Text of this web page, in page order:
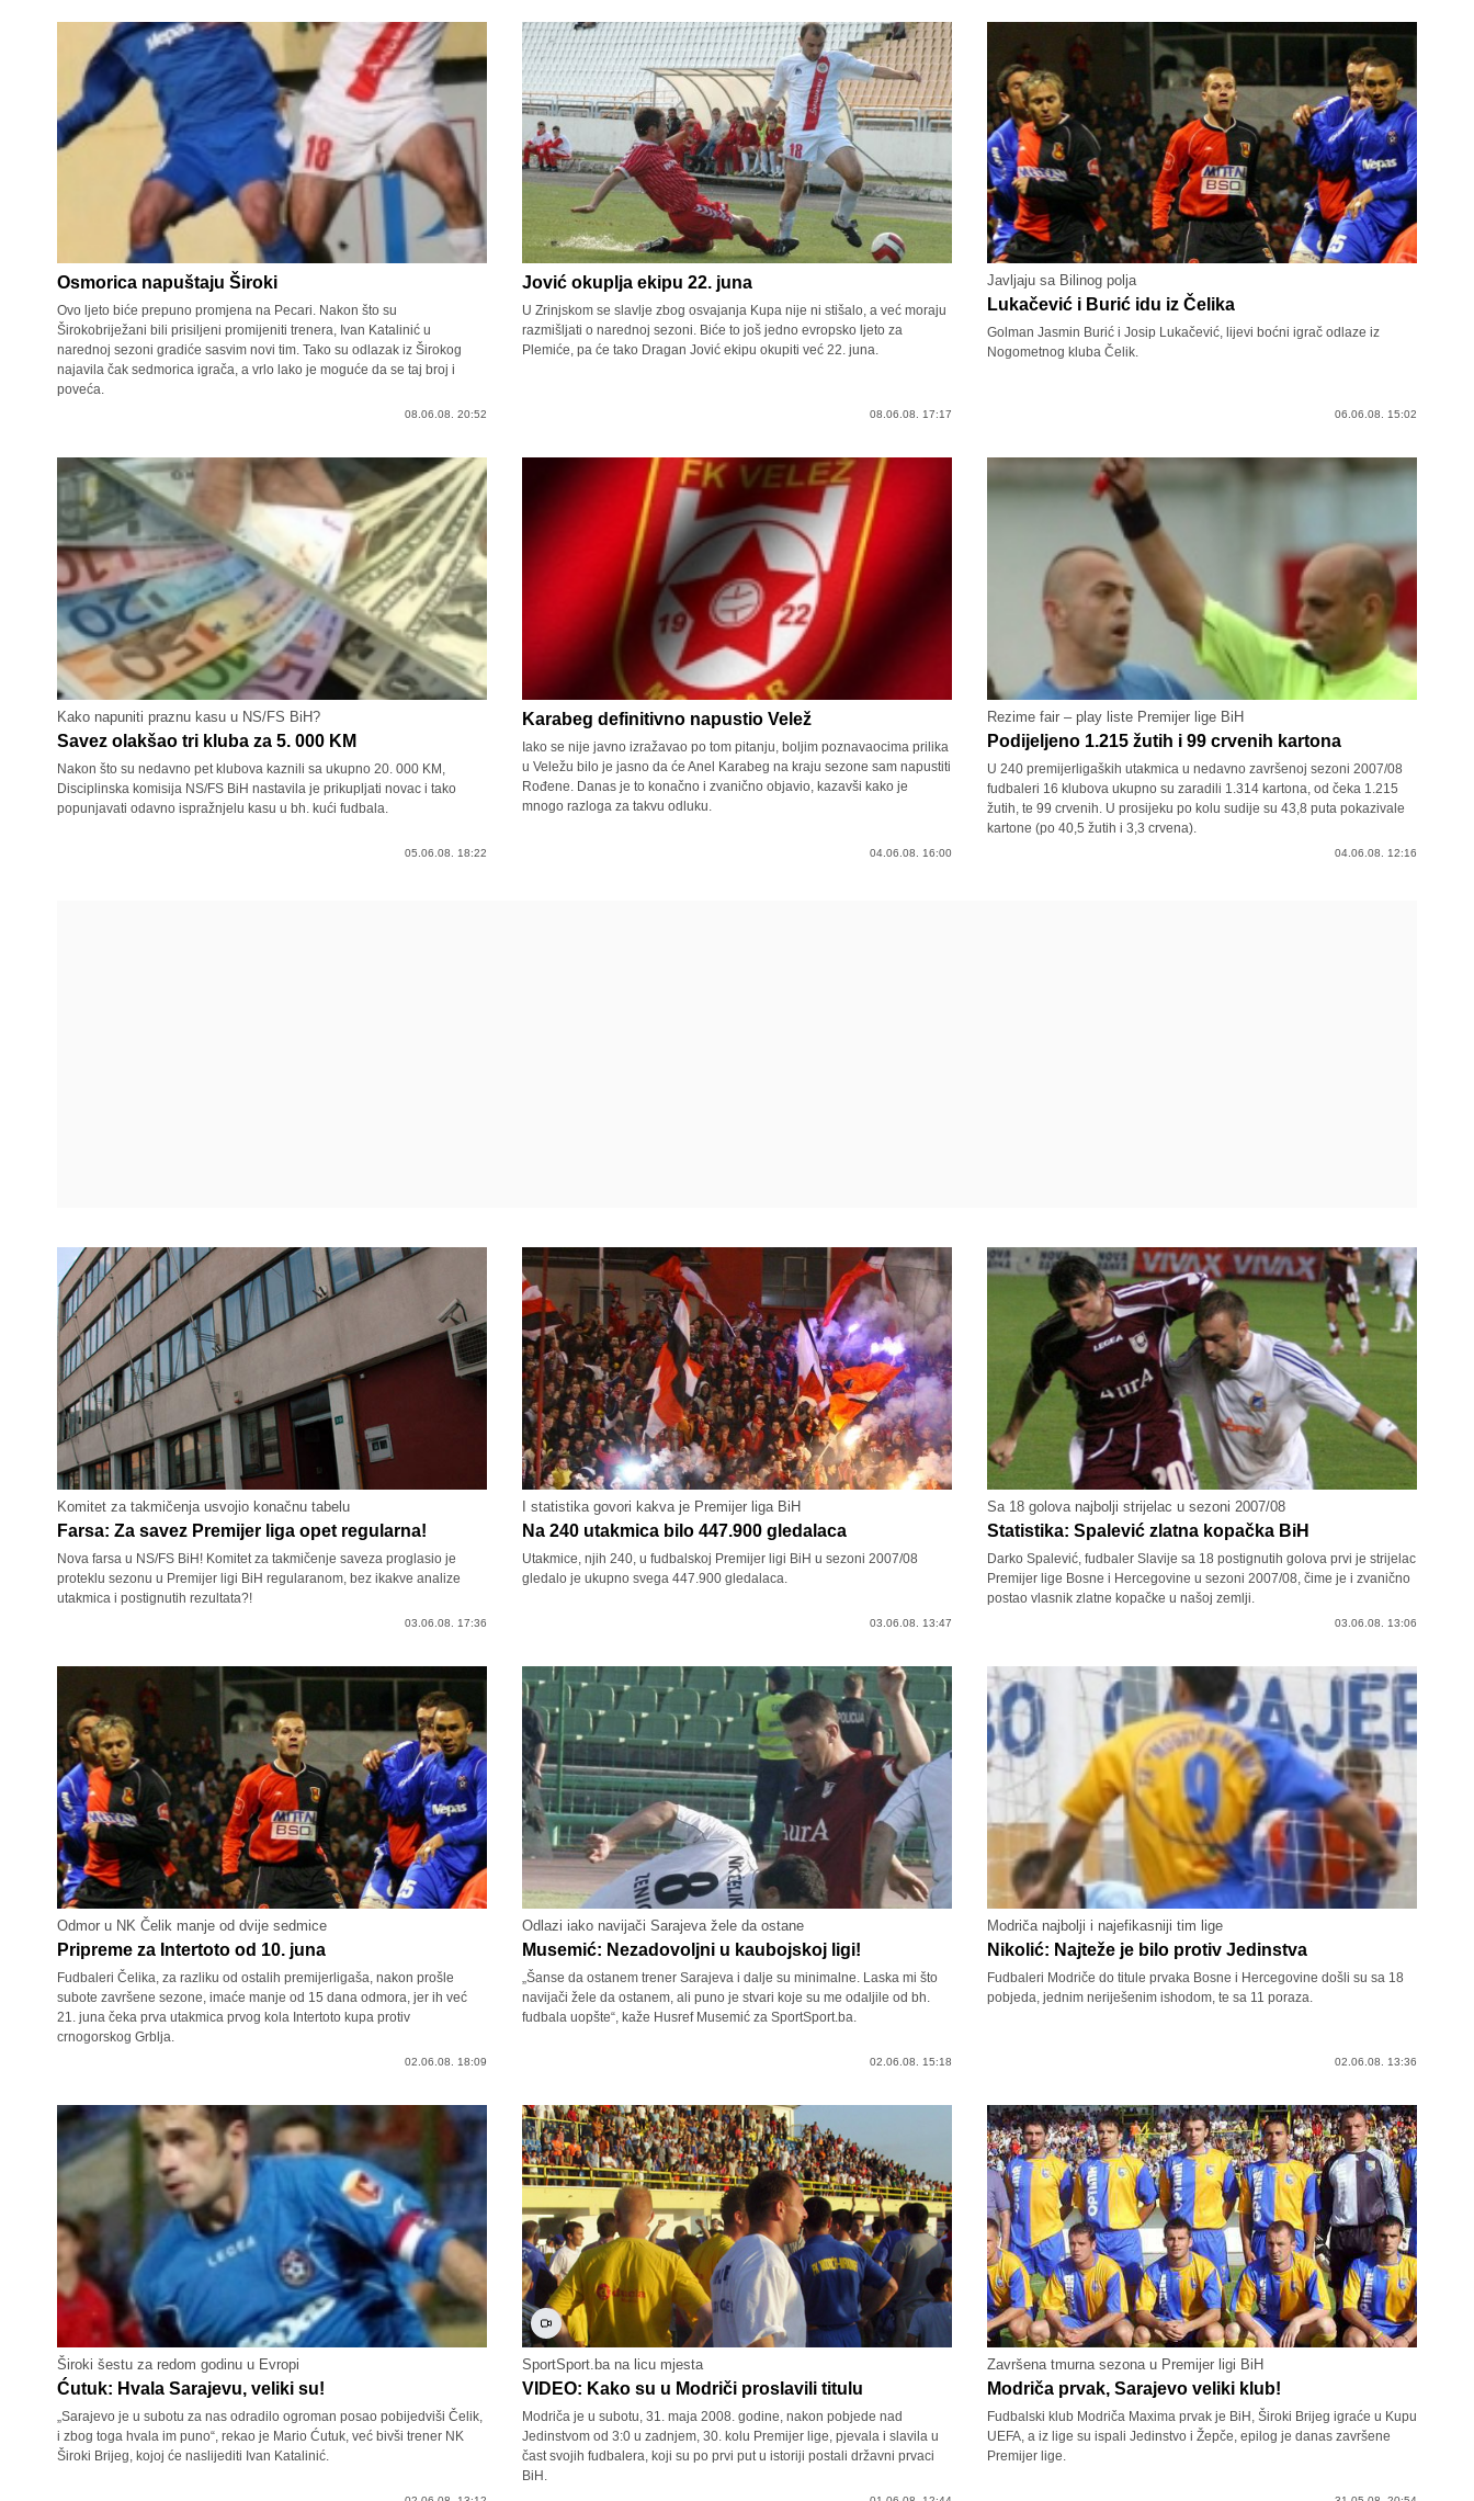
Osmorica napuštaju Široki
Ovo ljeto biće prepuno promjena na Pecari. Nakon što su
Širokobriježani bili prisiljeni promijeniti trenera, Ivan Katalinić u
narednoj sezoni gradiće sasvim novi tim. Tako su odlazak iz Širokog
najavila čak sedmorica igrača, a vrlo lako je moguće da se taj broj i
poveća.
08.06.08. 20:52
Jović okuplja ekipu 22. juna
U Zrinjskom se slavlje zbog osvajanja Kupa nije ni stišalo, a već moraju
razmišljati o narednoj sezoni. Biće to još jedno evropsko ljeto za
Plemiće, pa će tako Dragan Jović ekipu okupiti već 22. juna.
08.06.08. 17:17
Javljaju sa Bilinog polja
Lukačević i Burić idu iz Čelika
Golman Jasmin Burić i Josip Lukačević, lijevi boćni igrač odlaze iz
Nogometnog kluba Čelik.
06.06.08. 15:02
Kako napuniti praznu kasu u NS/FS BiH?
Savez olakšao tri kluba za 5. 000 KM
Nakon što su nedavno pet klubova kaznili sa ukupno 20. 000 KM,
Disciplinska komisija NS/FS BiH nastavila je prikupljati novac i tako
popunjavati odavno ispražnjelu kasu u bh. kući fudbala.
05.06.08. 18:22
Karabeg definitivno napustio Velež
Iako se nije javno izražavao po tom pitanju, boljim poznavaocima prilika
u Veležu bilo je jasno da će Anel Karabeg na kraju sezone sam napustiti
Rođene. Danas je to konačno i zvanično objavio, kazavši kako je
mnogo razloga za takvu odluku.
04.06.08. 16:00
Rezime fair – play liste Premijer lige BiH
Podijeljeno 1.215 žutih i 99 crvenih kartona
U 240 premijerligaških utakmica u nedavno završenoj sezoni 2007/08
fudbaleri 16 klubova ukupno su zaradili 1.314 kartona, od čeka 1.215
žutih, te 99 crvenih. U prosijeku po kolu sudije su 43,8 puta pokazivale
kartone (po 40,5 žutih i 3,3 crvena).
04.06.08. 12:16
Komitet za takmičenja usvojio konačnu tabelu
Farsa: Za savez Premijer liga opet regularna!
Nova farsa u NS/FS BiH! Komitet za takmičenje saveza proglasio je
proteklu sezonu u Premijer ligi BiH regularanom, bez ikakve analize
utakmica i postignutih rezultata?!
03.06.08. 17:36
I statistika govori kakva je Premijer liga BiH
Na 240 utakmica bilo 447.900 gledalaca
Utakmice, njih 240, u fudbalskoj Premijer ligi BiH u sezoni 2007/08
gledalo je ukupno svega 447.900 gledalaca.
03.06.08. 13:47
Sa 18 golova najbolji strijelac u sezoni 2007/08
Statistika: Spalević zlatna kopačka BiH
Darko Spalević, fudbaler Slavije sa 18 postignutih golova prvi je strijelac
Premijer lige Bosne i Hercegovine u sezoni 2007/08, čime je i zvanično
postao vlasnik zlatne kopačke u našoj zemlji.
03.06.08. 13:06
Odmor u NK Čelik manje od dvije sedmice
Pripreme za Intertoto od 10. juna
Fudbaleri Čelika, za razliku od ostalih premijerligaša, nakon prošle
subote završene sezone, imaće manje od 15 dana odmora, jer ih već
21. juna čeka prva utakmica prvog kola Intertoto kupa protiv
crnogorskog Grblja.
02.06.08. 18:09
Odlazi iako navijači Sarajeva žele da ostane
Musemić: Nezadovoljni u kaubojskoj ligi!
„Šanse da ostanem trener Sarajeva i dalje su minimalne. Laska mi što
navijači žele da ostanem, ali puno je stvari koje su me odaljile od bh.
fudbala uopšte“, kaže Husref Musemić za SportSport.ba.
02.06.08. 15:18
Modriča najbolji i najefikasniji tim lige
Nikolić: Najteže je bilo protiv Jedinstva
Fudbaleri Modriče do titule prvaka Bosne i Hercegovine došli su sa 18
pobjeda, jednim neriješenim ishodom, te sa 11 poraza.
02.06.08. 13:36
Široki šestu za redom godinu u Evropi
Ćutuk: Hvala Sarajevu, veliki su!
„Sarajevo je u subotu za nas odradilo ogroman posao pobijedviši Čelik,
i zbog toga hvala im puno“, rekao je Mario Ćutuk, već bivši trener NK
Široki Brijeg, kojoj će naslijediti Ivan Katalinić.
SportSport.ba na licu mjesta
VIDEO: Kako su u Modriči proslavili titulu
Modriča je u subotu, 31. maja 2008. godine, nakon pobjede nad
Jedinstvom od 3:0 u zadnjem, 30. kolu Premijer lige, pjevala i slavila u
čast svojih fudbalera, koji su po prvi put u istoriji postali državni prvaci
BiH.
Završena tmurna sezona u Premijer ligi BiH
Modriča prvak, Sarajevo veliki klub!
Fudbalski klub Modriča Maxima prvak je BiH, Široki Brijeg igraće u Kupu
UEFA, a iz lige su ispali Jedinstvo i Žepče, epilog je danas završene
Premijer lige.